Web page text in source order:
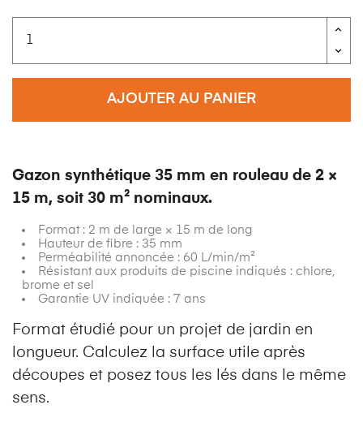
AJOUTER AU PANIER
Gazon synthétique 35 mm en rouleau de 2 ×
15 m, soit 30 m² nominaux.
Format : 2 m de large × 15 m de long
Hauteur de fibre : 35 mm
Perméabilité annoncée : 60 L/min/m²
Résistant aux produits de piscine indiqués : chlore,
brome et sel
Garantie UV indiquée : 7 ans
Format étudié pour un projet de jardin en
longueur. Calculez la surface utile après
découpes et posez tous les lés dans le même
sens.